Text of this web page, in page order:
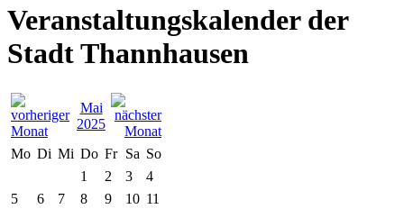
Veranstaltungskalender der
Stadt Thannhausen
Mai
2025
Mo Di Mi Do Fr Sa So
1
2 3
4
5
6 7 8 9 10 11